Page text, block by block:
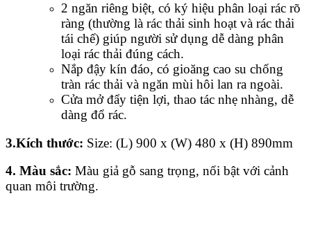
2 ngăn riêng biệt, có ký hiệu phân loại rác rõ
ràng (thường là rác thải sinh hoạt và rác thải
tái chế) giúp người sử dụng dễ dàng phân
loại rác thải đúng cách.
Nắp đậy kín đáo, có gioăng cao su chống
tràn rác thải và ngăn mùi hôi lan ra ngoài.
Cửa mở đẩy tiện lợi, thao tác nhẹ nhàng, dễ
dàng đổ rác.
3.Kích thước: Size: (L) 900 x (W) 480 x (H) 890mm
4. Màu sắc: Màu giả gỗ sang trọng, nổi bật với cảnh
quan môi trường.